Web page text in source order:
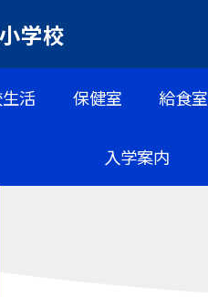
学校
活 保健室 給食室
入学案内